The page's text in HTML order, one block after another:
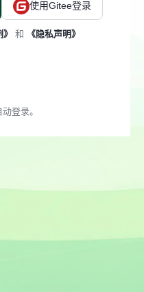
使用Gitee登录
和 《隐私声明》
登录。